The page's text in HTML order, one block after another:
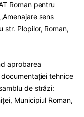
Roman pentru
sens
str. Plopilor, Roman,
aprobarea
tehnice
de străzi:
Municipiul Roman,